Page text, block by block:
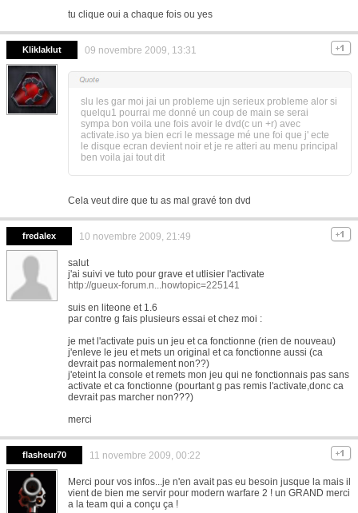
tu clique oui a chaque fois ou yes
Kliklaklut 09 novembre 2009, 13:31
slu les gar moi jai un probleme ujn serieux probleme alor si
quelqu1 pourrai me donné un coup de main se serai
sympa bon voila une fois avoir le dvd(c un +r) avec
activate.iso ya bien ecri le message mé une foi que j' ecte
le disque ecran devient noir et je re atteri au menu principal
ben voila jai tout dit
Cela veut dire que tu as mal gravé ton dvd
fredalex 10 novembre 2009, 21:49
salut
j'ai suivi ve tuto pour grave et utlisier l'activate
http://gueux-forum.n...howtopic=225141
suis en liteone et 1.6
par contre g fais plusieurs essai et chez moi :
je met l'activate puis un jeu et ca fonctionne (rien de nouveau)
j'enleve le jeu et mets un original et ca fonctionne aussi (ca
devrait pas normalement non??)
j'eteint la console et remets mon jeu qui ne fonctionnais pas sans
activate et ca fonctionne (pourtant g pas remis l'activate,donc ca
devrait pas marcher non???)
merci
flasheur70 11 novembre 2009, 00:22
Merci pour vos infos...je n'en avait pas eu besoin jusque la mais il
vient de bien me servir pour modern warfare 2 ! un GRAND merci
a la team qui a conçu ça !